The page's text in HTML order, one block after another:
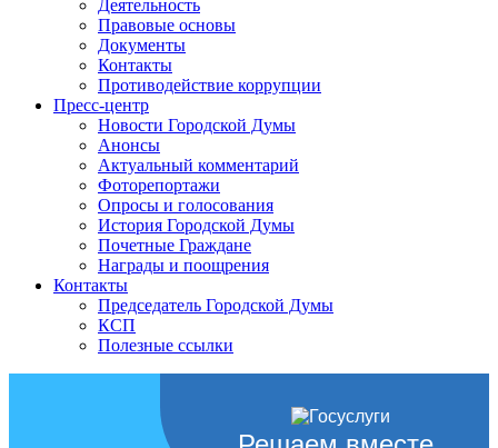
Деятельность
Правовые основы
Документы
Контакты
Противодействие коррупции
Пресс-центр
Новости Городской Думы
Анонсы
Актуальный комментарий
Фоторепортажи
Опросы и голосования
История Городской Думы
Почетные Граждане
Награды и поощрения
Контакты
Председатель Городской Думы
КСП
Полезные ссылки